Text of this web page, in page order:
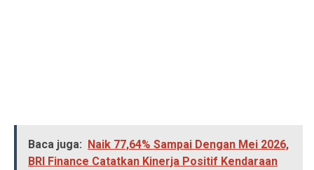
Baca juga: Naik 77,64% Sampai Dengan Mei 2026,
BRI Finance Catatkan Kinerja Positif Kendaraan